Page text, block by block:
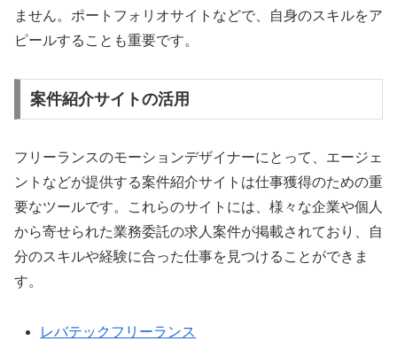
ません。ポートフォリオサイトなどで、自身のスキルをア
ピールすることも重要です。
案件紹介サイトの活用
フリーランスのモーションデザイナーにとって、エージェ
ントなどが提供する案件紹介サイトは仕事獲得のための重
要なツールです。これらのサイトには、様々な企業や個人
から寄せられた業務委託の求人案件が掲載されており、自
分のスキルや経験に合った仕事を見つけることができま
す。
レバテックフリーランス